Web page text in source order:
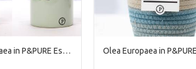
Olea Europaea in P&PURE Essential ceramics ass. 2